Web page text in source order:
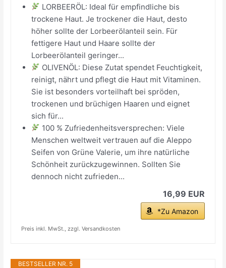
LORBEERÖL: Ideal für empfindliche bis
trockene Haut. Je trockener die Haut, desto
höher sollte der Lorbeerölanteil sein. Für
fettigere Haut und Haare sollte der
Lorbeerölanteil geringer...
OLIVENÖL: Diese Zutat spendet Feuchtigkeit,
reinigt, nährt und pflegt die Haut mit Vitaminen.
Sie ist besonders vorteilhaft bei spröden,
trockenen und brüchigen Haaren und eignet
sich für...
100 % Zufriedenheitsversprechen: Viele
Menschen weltweit vertrauen auf die Aleppo
Seifen von Grüne Valerie, um ihre natürliche
Schönheit zurückzugewinnen. Sollten Sie
dennoch nicht zufrieden...
16,99 EUR
*Zu Amazon
Preis inkl. MwSt., zzgl. Versandkosten
BESTSELLER NR. 5